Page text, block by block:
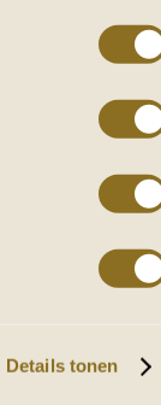
Details tonen
tips en